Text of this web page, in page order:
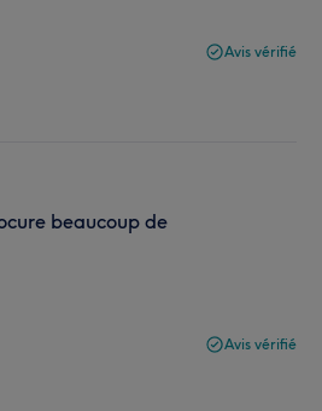
Avis vérifié
beaucoup de
Avis vérifié